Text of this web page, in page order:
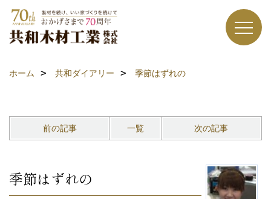
ホーム 共和ダイアリー 季節はずれの
前の記事 一覧 次の記事
季節はずれの